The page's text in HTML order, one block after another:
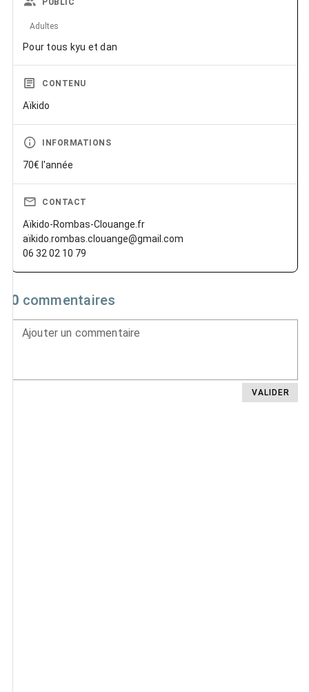
PUBLIC
Adultes
Pour tous kyu et dan
CONTENU
Aïkido
INFORMATIONS
70€ l'année
CONTACT
Aïkido-Rombas-Clouange.fr
aïkido.rombas.clouange@gmail.com
06 32 02 10 79
0 commentaires
Ajouter un commentaire
VALIDER